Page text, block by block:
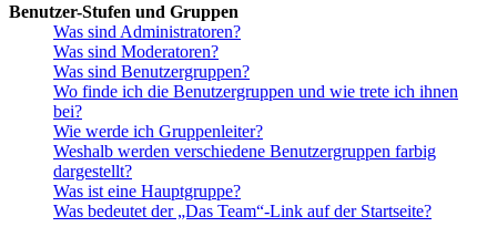
Benutzer-Stufen und Gruppen
Was sind Administratoren?
Was sind Moderatoren?
Was sind Benutzergruppen?
Wo finde ich die Benutzergruppen und wie trete ich ihnen
bei?
Wie werde ich Gruppenleiter?
Weshalb werden verschiedene Benutzergruppen farbig
dargestellt?
Was ist eine Hauptgruppe?
Was bedeutet der „Das Team“-Link auf der Startseite?